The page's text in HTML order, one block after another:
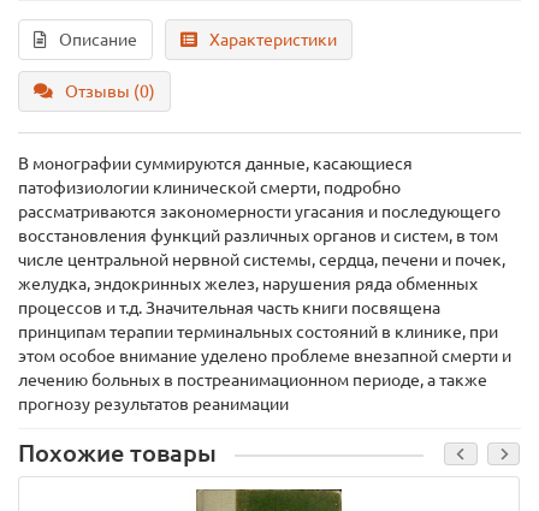
Описание Характеристики
Отзывы (0)
В монографии суммируются данные, касающиеся
патофизиологии клинической смерти, подробно
рассматриваются закономерности угасания и последующего
восстановления функций различных органов и систем, в том
числе центральной нервной системы, сердца, печени и почек,
желудка, эндокринных желез, нарушения ряда обменных
процессов и т.д. Значительная часть книги посвящена
принципам терапии терминальных состояний в клинике, при
этом особое внимание уделено проблеме внезапной смерти и
лечению больных в постреанимационном периоде, а также
прогнозу результатов реанимации
Похожие товары